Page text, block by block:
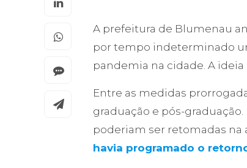
A prefeitura de Blumenau
por tempo indeterminado
pandemia na cidade. A
Entre as medidas
graduação e pós-
poderiam ser retomadas na
havia programado o